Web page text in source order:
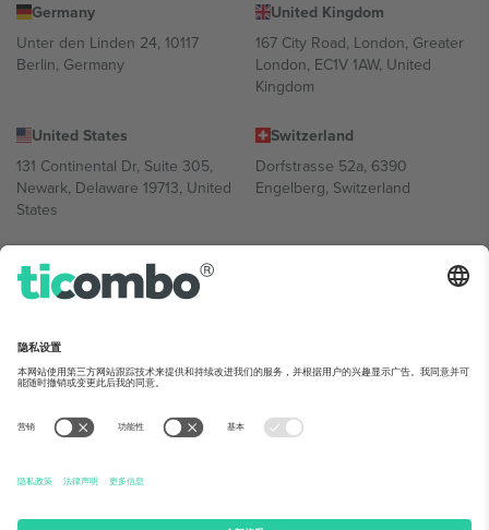
Germany
Unter den Linden 24, 10117
Berlin, Germany
United Kingdom
167 City Road, London, Greater
London, EC1V 1AW, United
Kingdom
United States
131 Continental Dr, Suite 305,
Newark, Delaware 19713, United
States
Switzerland
Dorfstrasse 52a, 6390
Engelberg, Switzerland
Bulgaria
Regus Sofia City West, bul
UAE Dubai Silicon Oasis, DDP
Mexico
Av Chapultepec 360, Roma
Norte, Cuauhtémoc, 06700
Mexico
平台提供商的法律实体可能会因地点、活动和/或领域而有所不同。